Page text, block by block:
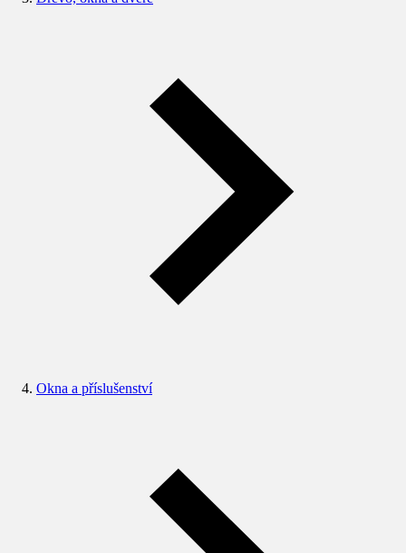
Okna a příslušenství